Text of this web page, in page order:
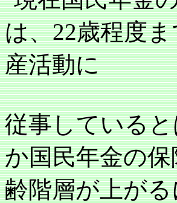
は、22歳程度
産活動に
従事している
か国民年金の
齢階層が上が